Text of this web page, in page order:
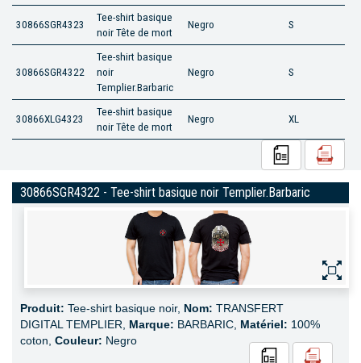
30866SGR4323
Tee-shirt basique
noir Tête de mort
Negro S
30866SGR4322
Tee-shirt basique
noir
Templier.Barbaric
Negro S
30866XLG4323
Tee-shirt basique
noir Tête de mort
Negro XL
30866SGR4322 - Tee-shirt basique noir Templier.Barbaric
Produit: Tee-shirt basique noir, Nom: TRANSFERT
DIGITAL TEMPLIER, Marque: BARBARIC, Matériel: 100%
coton, Couleur: Negro